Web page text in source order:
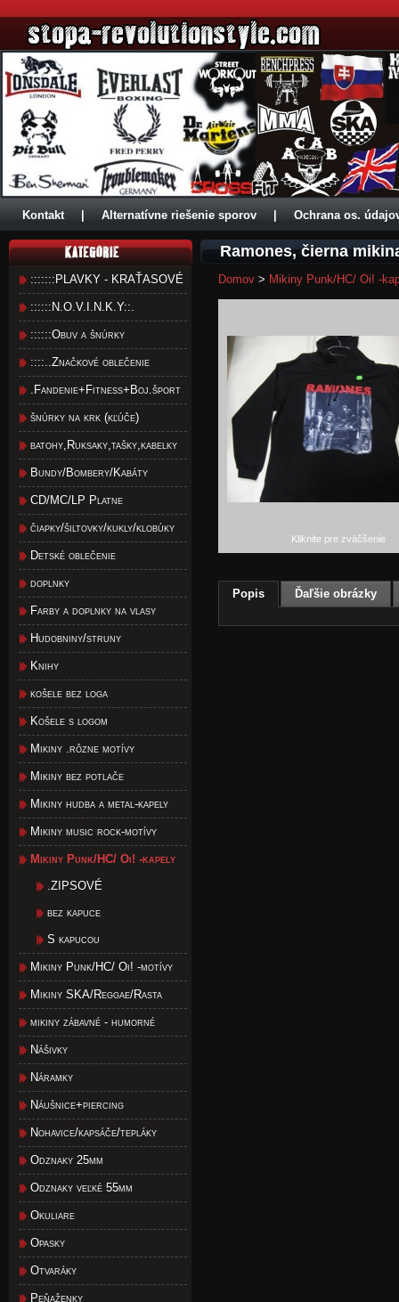
Kontakt Alternatívne riešenie sporov Ochrana os.
:::::::PLAVKY - KRAŤASOVÉ
::::::N.O.V.I.N.K.Y::.
::::::Obuv a šnúrky
::::..Značkové oblečenie
.Fandenie+Fitness+Boj.šport
šnúrky na krk (kľúče)
batohy,Ruksaky,tašky,kabelky
Bundy/Bombery/Kabáty
CD/MC/LP Platne
čiapky/šiltovky/kukly/klobúky
Detské oblečenie
doplnky
Farby a doplnky na vlasy
Hudobniny/struny
Knihy
košele bez loga
Košele s logom
Mikiny .rôzne motívy
Mikiny bez potlače
Mikiny hudba a metal-kapely
Mikiny music rock-motívy
Mikiny Punk/HC/ Oi! -kapely
.ZIPSOVÉ
bez kapuce
S kapucou
Mikiny Punk/HC/ Oi! -motívy
Mikiny SKA/Reggae/Rasta
mikiny zábavné - humorné
Nášivky
Náramky
Náušnice+piercing
Nohavice/kapsáče/tepláky
Odznaky 25mm
Odznaky veľké 55mm
Okuliare
Opasky
Otvaráky
Peňaženky
Ramones, čierna
Domov > Mikiny Punk/HC/ Oi! -
Kliknite pre zväčšenie
Popis Ďaľšie obrázky